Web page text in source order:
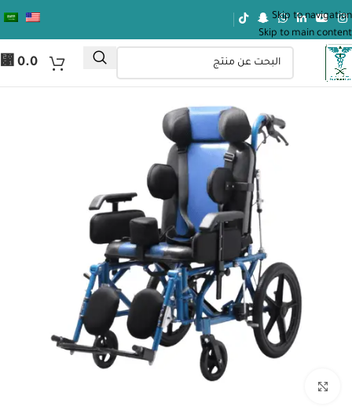
Skip to navigation
Skip to main content
⃁ 0.0